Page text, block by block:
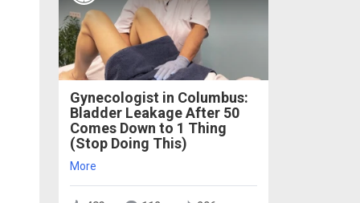
Gynecologist in Columbus:
Bladder Leakage After 50
Comes Down to 1 Thing
(Stop Doing This)
More